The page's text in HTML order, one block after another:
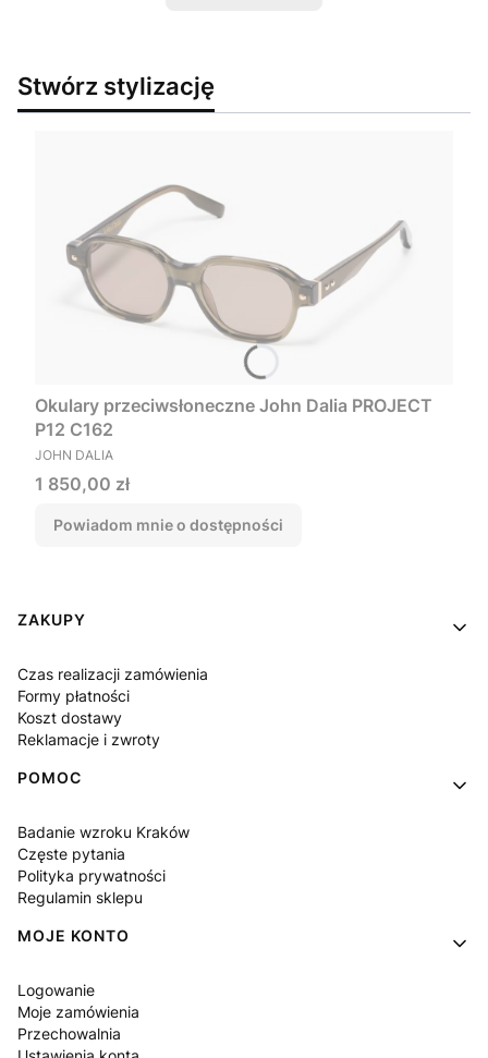
Stwórz stylizację
Okulary przeciwsłoneczne John Dalia PROJECT
P12 C162
PRODUCENT
JOHN DALIA
Cena
1 850,00 zł
Powiadom mnie o dostępności
Linki w stopce
ZAKUPY
Czas realizacji zamówienia
Formy płatności
Koszt dostawy
Reklamacje i zwroty
POMOC
Badanie wzroku Kraków
Częste pytania
Polityka prywatności
Regulamin sklepu
MOJE KONTO
Logowanie
Moje zamówienia
Przechowalnia